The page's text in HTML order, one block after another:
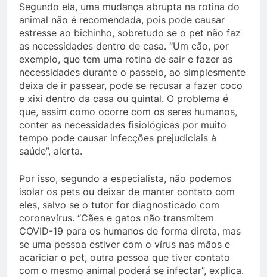
Segundo ela, uma mudança abrupta na rotina do
animal não é recomendada, pois pode causar
estresse ao bichinho, sobretudo se o pet não faz
as necessidades dentro de casa. “Um cão, por
exemplo, que tem uma rotina de sair e fazer as
necessidades durante o passeio, ao simplesmente
deixa de ir passear, pode se recusar a fazer coco
e xixi dentro da casa ou quintal. O problema é
que, assim como ocorre com os seres humanos,
conter as necessidades fisiológicas por muito
tempo pode causar infecções prejudiciais à
saúde”, alerta.
Por isso, segundo a especialista, não podemos
isolar os pets ou deixar de manter contato com
eles, salvo se o tutor for diagnosticado com
coronavírus. “Cães e gatos não transmitem
COVID-19 para os humanos de forma direta, mas
se uma pessoa estiver com o vírus nas mãos e
acariciar o pet, outra pessoa que tiver contato
com o mesmo animal poderá se infectar”, explica.